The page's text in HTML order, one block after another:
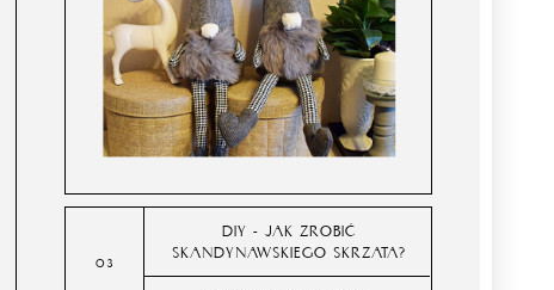
DIY - JAK ZROBIĆ
SKANDYNAWSKIEGO SKRZATA?